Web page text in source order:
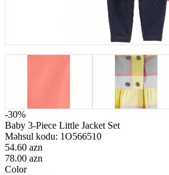
-30%
Baby 3-Piece Little Jacket Set
Məhsul kodu: 1O566510
54.60 azn
78.00 azn
Color